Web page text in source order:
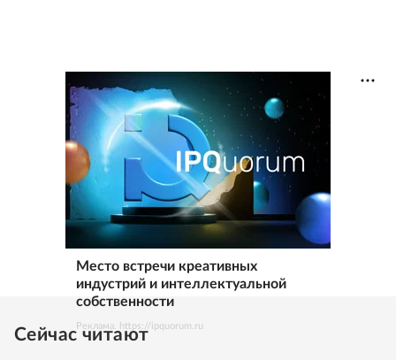
Место встречи креативных
индустрий и интеллектуальной
собственности
Реклама. https://ipquorum.ru
Сейчас читают